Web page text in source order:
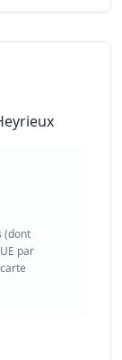
(dont
par